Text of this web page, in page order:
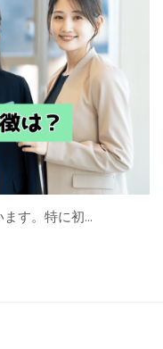
す。特に初…